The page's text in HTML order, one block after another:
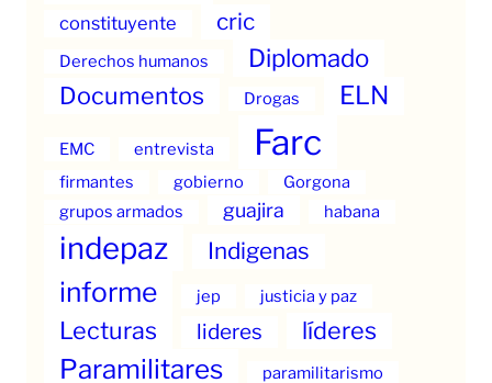
constituyente cric
Derechos humanos Diplomado
Documentos Drogas ELN
EMC entrevista Farc
firmantes gobierno
Gorgona
grupos armados
guajira habana
indepaz Indigenas
informe jep justicia y paz
Lecturas lideres líderes
Paramilitares paramilitarismo